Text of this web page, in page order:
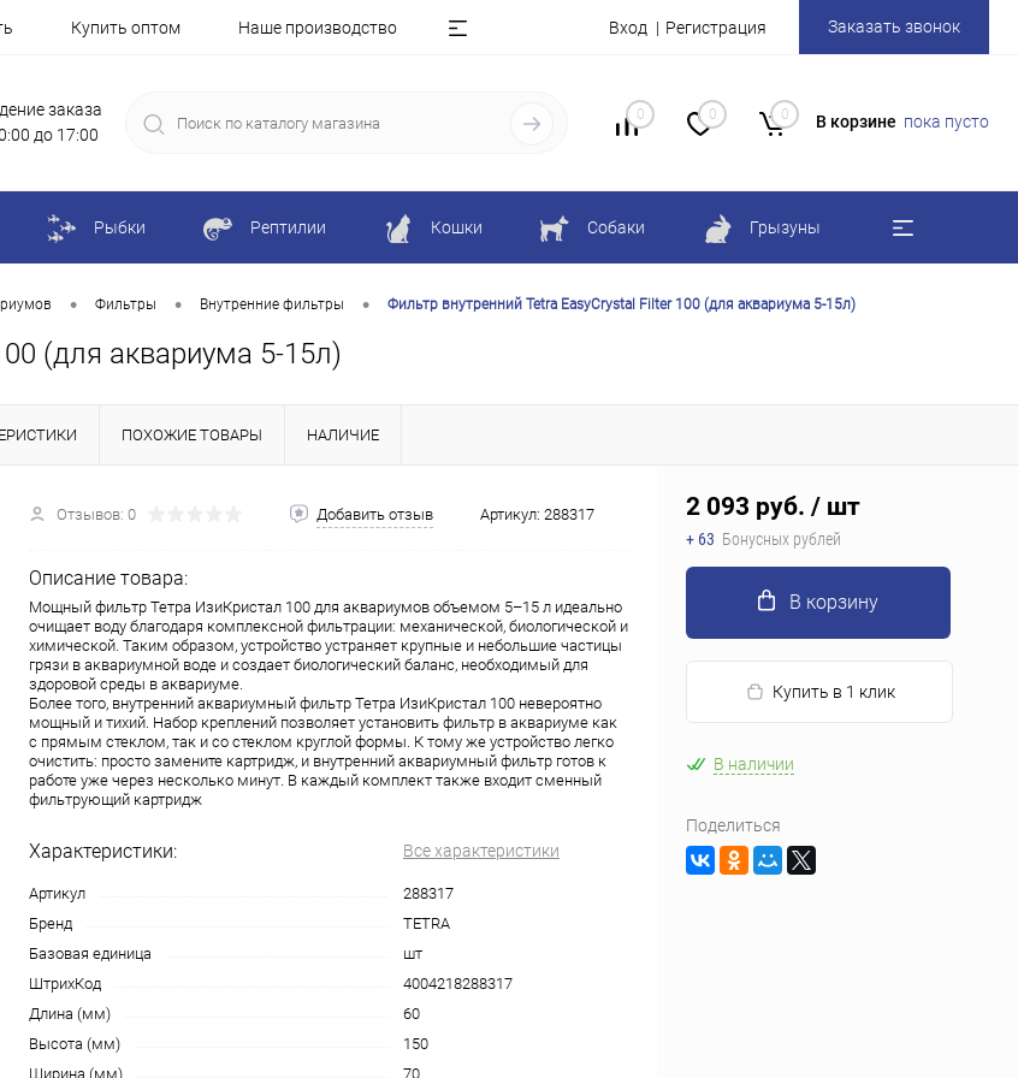
Купить оптом Наше производство Вход Регистрация Заказать звонок
заказа
до 17:00
0 0 0 В корзине пока пусто
Рыбки Рептилии Кошки Собаки Грызуны
• Фильтры • Внутренние фильтры • Фильтр внутренний Tetra EasyCrystal Filter 100 (для аквариума 5-15л)
(для аквариума 5-15л)
ПОХОЖИЕ ТОВАРЫ НАЛИЧИЕ
Отзывов: 0 Добавить отзыв Артикул: 288317
Описание товара:
Мощный фильтр Тетра ИзиКристал 100 для аквариумов объемом 5–15 л идеально
очищает воду благодаря комплексной фильтрации: механической, биологической и
химической. Таким образом, устройство устраняет крупные и небольшие частицы
грязи в аквариумной воде и создает биологический баланс, необходимый для
здоровой среды в аквариуме.
Более того, внутренний аквариумный фильтр Тетра ИзиКристал 100 невероятно
мощный и тихий. Набор креплений позволяет установить фильтр в аквариуме как
с прямым стеклом, так и со стеклом круглой формы. К тому же устройство легко
очистить: просто замените картридж, и внутренний аквариумный фильтр готов к
работе уже через несколько минут. В каждый комплект также входит сменный
фильтрующий картридж
Характеристики: Все характеристики
Артикул
288317
Бренд
TETRA
Базовая единица
шт
ШтрихКод
4004218288317
Длина (мм)
60
Высота (мм)
150
Ширина (мм)
70
2 093 руб. / шт
+ 63 Бонусных рублей
В корзину
Купить в 1 клик
В наличии
Поделиться